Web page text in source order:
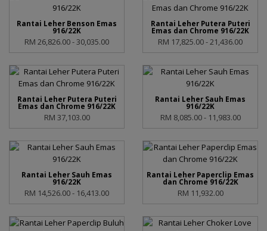
Rantai Leher Benson Emas
916/22K
RM 26,826.00 - 30,035.00
Rantai Leher Putera Puteri
Emas dan Chrome 916/22K
RM 17,825.00 - 21,436.00
Rantai Leher Putera Puteri
Emas dan Chrome 916/22K
RM 37,103.00
Rantai Leher Sauh Emas
916/22K
RM 8,085.00 - 11,983.00
Rantai Leher Sauh Emas
916/22K
RM 14,526.00 - 16,413.00
Rantai Leher Paperclip Emas
dan Chrome 916/22K
RM 11,932.00